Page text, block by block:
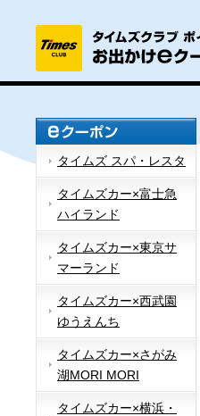
タイムズ スパ・レスタ
タイムズカー×富士急
ハイランド
タイムズカー×東京サ
マーランド
タイムズカー×西武園
ゆうえんち
タイムズカー×さがみ
湖MORI MORI
タイムズカー×横浜・